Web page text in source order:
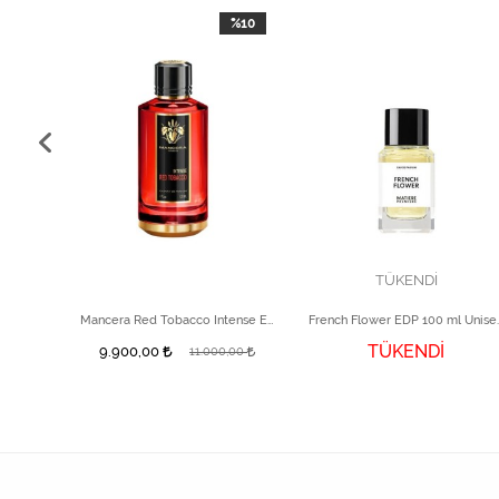
9.900,00 11.000,00
%10
TÜKENDİ
TÜKENDİ